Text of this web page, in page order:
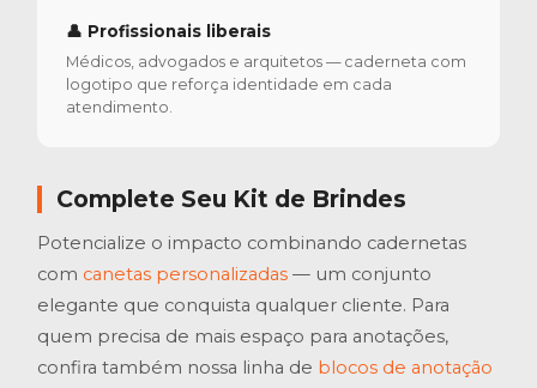
👤 Profissionais liberais
Médicos, advogados e arquitetos — caderneta com
logotipo que reforça identidade em cada
atendimento.
Complete Seu Kit de Brindes
Potencialize o impacto combinando cadernetas
com canetas personalizadas — um conjunto
elegante que conquista qualquer cliente. Para
quem precisa de mais espaço para anotações,
confira também nossa linha de blocos de anotação